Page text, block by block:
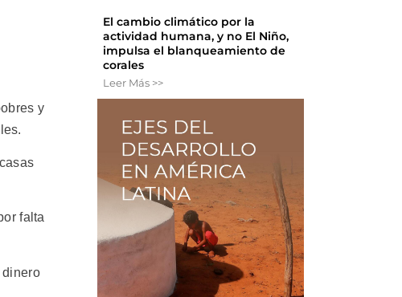
y
falta
dinero
El cambio climático por la
actividad humana, y no El Niño,
impulsa el blanqueamiento de
corales
Leer Más >>